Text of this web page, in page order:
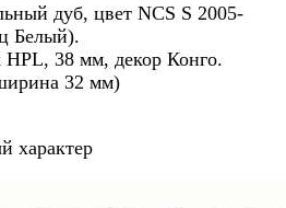
дуб, цвет NCS S 2005-
Белый).
HPL, 38 мм, декор Конго.
32 мм)
характер